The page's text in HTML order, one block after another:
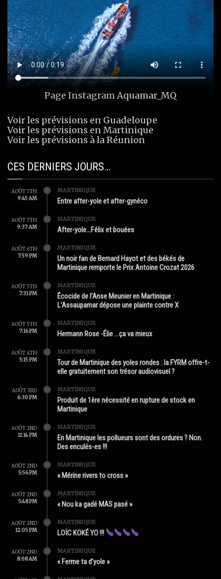
Page InstagramAquamar_MQ
Voir les prévisions en Guadeloupe
Voir les prévisions en Martinique
Voir les prévisions à la Réunion
CES DERNIERS JOURS…
AOÛT 7TH
9:45 AM
MARTINIQUE
Entre after-yole et after-gynéco
AOÛT 7TH
9:37 AM
MARTINIQUE
After-yole…Félix et bouées
AOÛT 6TH
7:59 PM
MARTINIQUE
Un noir fan de Bernard Hayot et des békés de
Martinique remporte le Prix Antoine Crozat 2026
AOÛT 5TH
7:31 PM
MARTINIQUE
Écocide de l’Anse Meunier en Martinique :
L’Assaupamar dépose une plainte contre X
AOÛT 5TH
7:16 PM
MARTINIQUE
Hermann Rose -Élie …ça va mieux
AOÛT 4TH
5:15 PM
MARTINIQUE
Tour de Martinique des yoles rondes : la FYRM offre-t-
elle gratuitement son trésor audiovisuel ?
AOÛT 3RD
6:30 PM
MARTINIQUE
Produit de 1ère nécessité en rupture de stock en
Martinique
AOÛT 2ND
11:14 PM
MARTINIQUE
En Martinique les pollueurs sont des ordures ? Non.
Des enculés-es !!!
AOÛT 2ND
5:56 PM
MARTINIQUE
« Mérine rivers to cross »
AOÛT 2ND
5:48 PM
MARTINIQUE
« Nou ka gadé MAS pasé »
AOÛT 2ND
12:05 PM
MARTINIQUE
LOÏC KOKÉ YO !!!
AOÛT 2ND
8:08 AM
MARTINIQUE
« Ferme ta d’yole »